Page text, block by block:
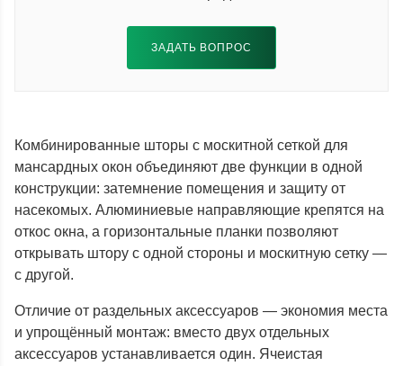
ЗАДАТЬ ВОПРОС
Комбинированные шторы с москитной сеткой для
мансардных окон объединяют две функции в одной
конструкции: затемнение помещения и защиту от
насекомых. Алюминиевые направляющие крепятся на
откос окна, а горизонтальные планки позволяют
открывать штору с одной стороны и москитную сетку —
с другой.
Отличие от раздельных аксессуаров — экономия места
и упрощённый монтаж: вместо двух отдельных
аксессуаров устанавливается один. Ячеистая